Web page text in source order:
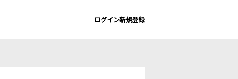
ログイン新規登録